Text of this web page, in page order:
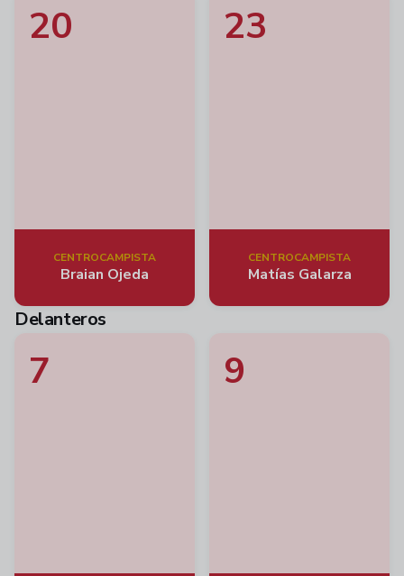
CENTROCAMPISTA
20
Braian Ojeda
CENTROCAMPISTA
23
Matías Galarza
Delanteros
7 9